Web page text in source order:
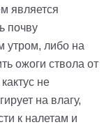
является
почву
утром, либо на
ожоги ствола от
не
на влагу,
к налетам и